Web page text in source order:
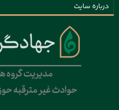
درباره سایت